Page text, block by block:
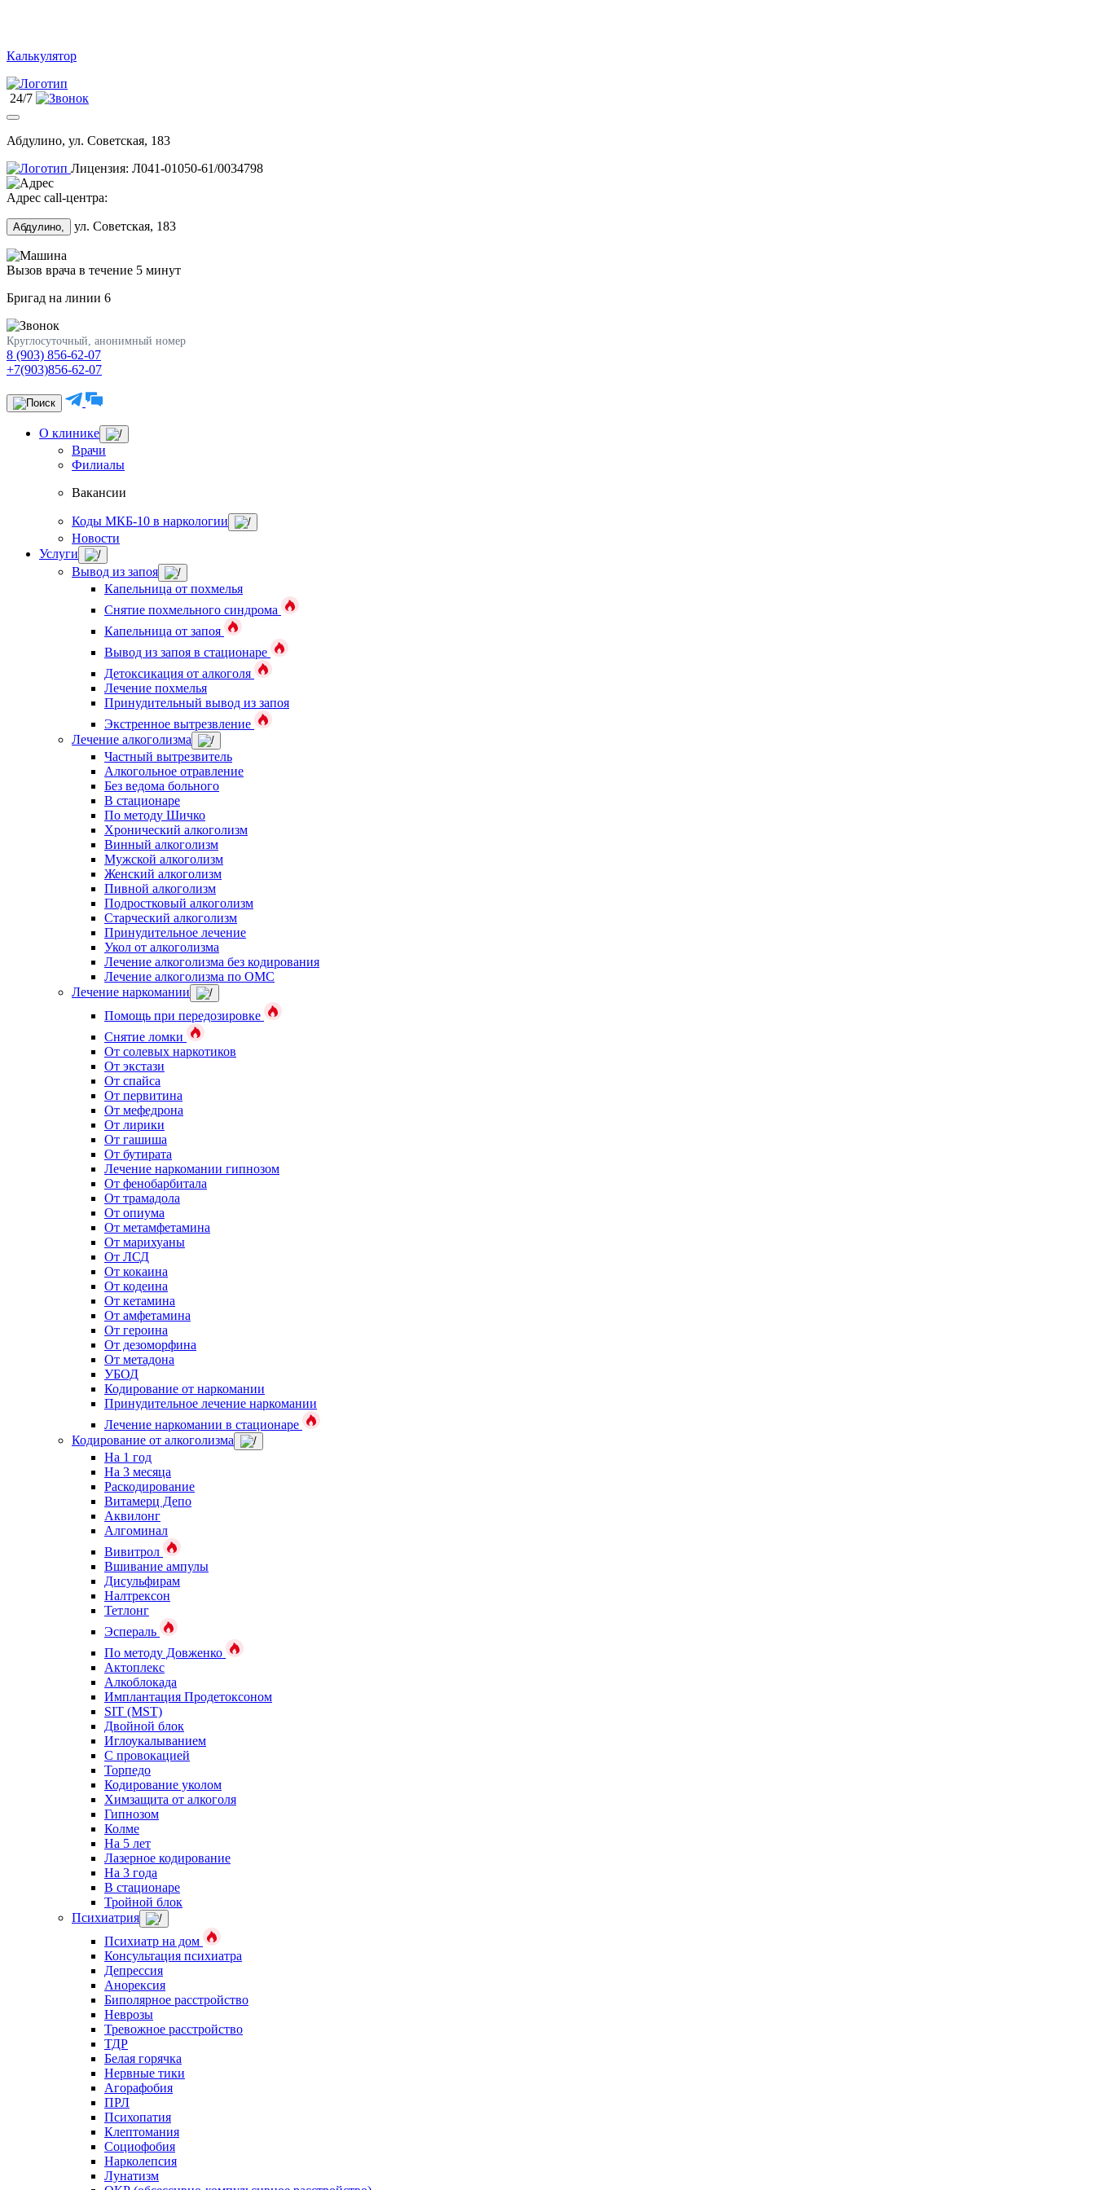
Калькулятор
24/7
Абдулино, ул. Советская, 183
Лицензия: Л041-01050-61/0034798
Адрес call-центра:
Абдулино, ул. Советская, 183
Вызов врача в течение 5 минут
Бригад на линии 6
Круглосуточный, анонимный номер
8 (903) 856-62-07
+7(903)856-62-07
О клинике
Врачи
Филиалы
Вакансии
Коды МКБ-10 в наркологии
Новости
Услуги
Вывод из запоя
Капельница от похмелья
Снятие похмельного синдрома
Капельница от запоя
Вывод из запоя в стационаре
Детоксикация от алкоголя
Лечение похмелья
Принудительный вывод из запоя
Экстренное вытрезвление
Лечение алкоголизма
Частный вытрезвитель
Алкогольное отравление
Без ведома больного
В стационаре
По методу Шичко
Хронический алкоголизм
Винный алкоголизм
Мужской алкоголизм
Женский алкоголизм
Пивной алкоголизм
Подростковый алкоголизм
Старческий алкоголизм
Принудительное лечение
Укол от алкоголизма
Лечение алкоголизма без кодирования
Лечение алкоголизма по ОМС
Лечение наркомании
Помощь при передозировке
Снятие ломки
От солевых наркотиков
От экстази
От спайса
От первитина
От мефедрона
От лирики
От гашиша
От бутирата
Лечение наркомании гипнозом
От фенобарбитала
От трамадола
От опиума
От метамфетамина
От марихуаны
От ЛСД
От кокаина
От кодеина
От кетамина
От амфетамина
От героина
От дезоморфина
От метадона
УБОД
Кодирование от наркомании
Принудительное лечение наркомании
Лечение наркомании в стационаре
Кодирование от алкоголизма
На 1 год
На 3 месяца
Раскодирование
Витамерц Депо
Аквилонг
Алгоминал
Вивитрол
Вшивание ампулы
Дисульфирам
Налтрексон
Тетлонг
Эспераль
По методу Довженко
Актоплекс
Алкоблокада
Имплантация Продетоксоном
SIT (MST)
Двойной блок
Иглоукалыванием
С провокацией
Торпедо
Кодирование уколом
Химзащита от алкоголя
Гипнозом
Колме
На 5 лет
Лазерное кодирование
На 3 года
В стационаре
Тройной блок
Психиатрия
Психиатр на дом
Консультация психиатра
Депрессия
Анорексия
Биполярное расстройство
Неврозы
Тревожное расстройство
ТДР
Белая горячка
Нервные тики
Агорафобия
ПРЛ
Психопатия
Клептомания
Социофобия
Нарколепсия
Лунатизм